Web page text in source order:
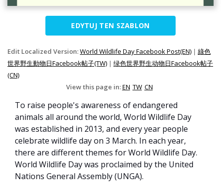
EDYTUJ TEN SZABLON
Edit Localized Version:World Wildlife Day Facebook Post(EN) | 綠色
世界野生動物日Facebook帖子(TW) | 绿色世界野生动物日Facebook帖子
(CN)
View this page in:EN TW CN
To raise people's awareness of endangered
animals all around the world, World Wildlife Day
was established in 2013, and every year people
celebrate wildlife day on 3 March. In each year,
there are different themes for World Wildlife Day.
World Wildlife Day was proclaimed by the United
Nations General Assembly (UNGA).